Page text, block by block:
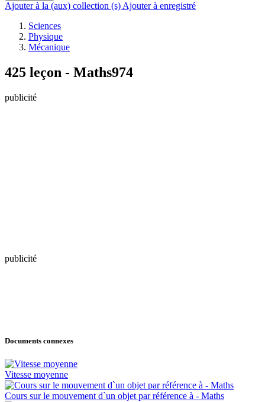
Ajouter à la (aux) collection (s) Ajouter à enregistré
Sciences
Physique
Mécanique
425 leçon - Maths974
publicité
publicité
Documents connexes
Vitesse moyenne
Cours sur le mouvement d`un objet par référence à - Maths